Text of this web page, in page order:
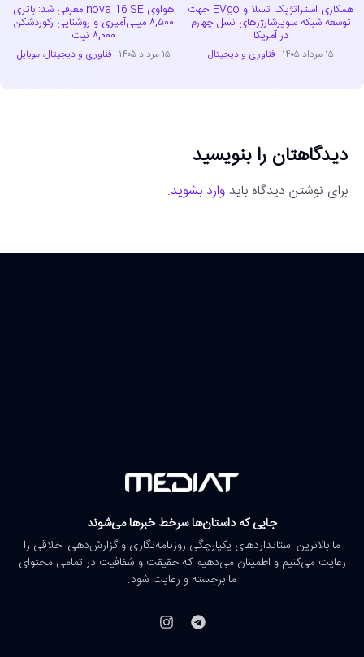
همکاری استراتژیک تسلا و EVgo جهت
توسعه شبکه سوپرشارژرهای نسل چهارم
در آمریکا
۱۵ مرداد ۱۴۰۵ فناوری و دیجیتال
هواوی nova 16 SE معرفی شد: باتری
۸,۵۰۰ میلی‌آمپری و روشنایی رکوردشکن
۸,۰۰۰ نیت
۱۵ مرداد ۱۴۰۵ فناوری و دیجیتال،موبایل
دیدگاهتان را بنویسید
برای نوشتن دیدگاه باید وارد بشوید.
جایی که داستان‌ها سرخط خبرها می‌شوند
ما بالاترین استانداردهای یکپارچگی روزنامه‌نگاری و گزارش‌دهی اخلاقی را
رعایت می‌کنیم و اطمینان می‌دهیم که حقیقت و شفافیت در تمامی محتوای
ما برجسته و رعایت شود.